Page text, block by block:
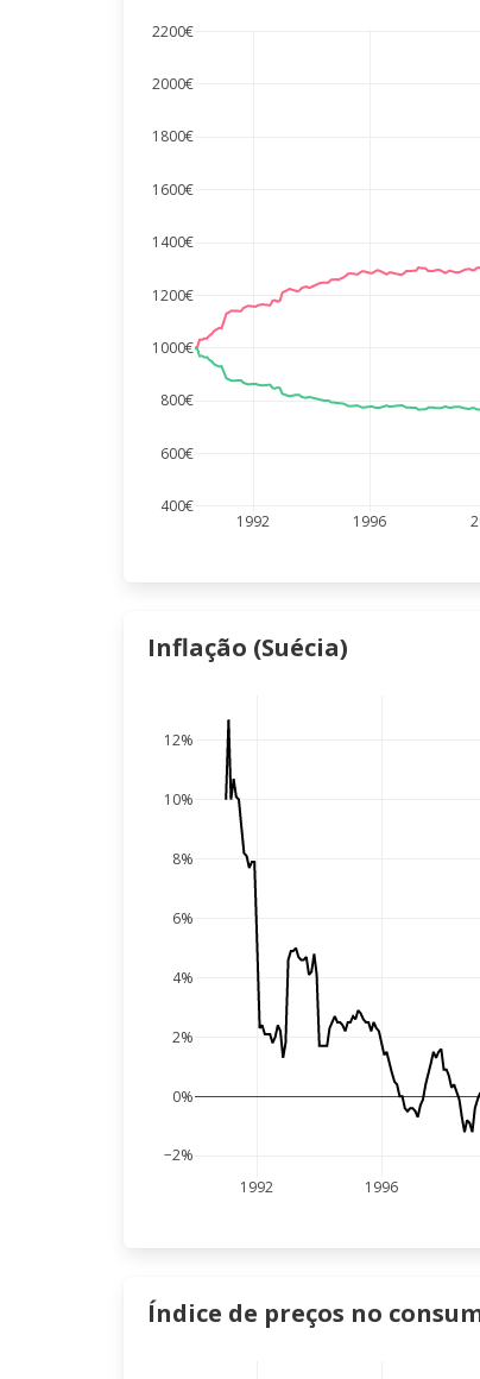
1992 1996
400€
600€
800€
1000€
1200€
1400€
1600€
1800€
2000€
2200€
Inflação (Suécia)
1992 1996
−2%
0%
2%
4%
6%
8%
10%
12%
Índice de preços no